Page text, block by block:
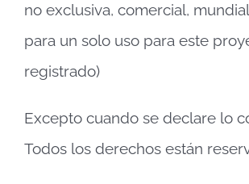
no exclusiva, comercial,
para un solo uso para este
registrado)
Excepto cuando se declare lo
Todos los derechos están